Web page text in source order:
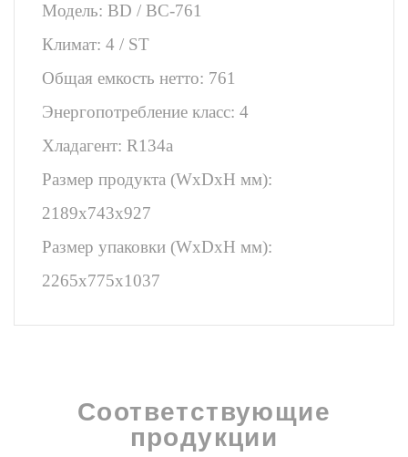
Модель: BD / BC-761
Климат: 4 / ST
Общая емкость нетто: 761
Энергопотребление класс: 4
Хладагент: R134a
Размер продукта (WxDxH мм):
2189x743x927
Размер упаковки (WxDxH мм):
2265x775x1037
Соответствующие
продукции